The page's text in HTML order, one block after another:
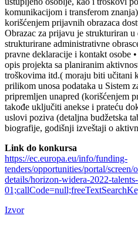
komunikacijom i transferom
korišćenjem prijavnih obrazaca
Obrazac za prijavu je strukturiran u
strukturirane administrativne
pravne deklaracije i kontakt osobe
opis projekta sa planiranim
troškovima itd.( moraju biti učitani
prilikom unosa podataka u Sistem
pripremljen unapred (korišćenjem
takođe uključiti anekse i prateću
uslovi poziva (detaljna budžetska
biografije, godišnji izveštaji o
Link do konkursa
https://ec.europa.eu/info/funding-
tenders/opportunities/portal/screen/
details/horizon-widera-2022-
Izvor